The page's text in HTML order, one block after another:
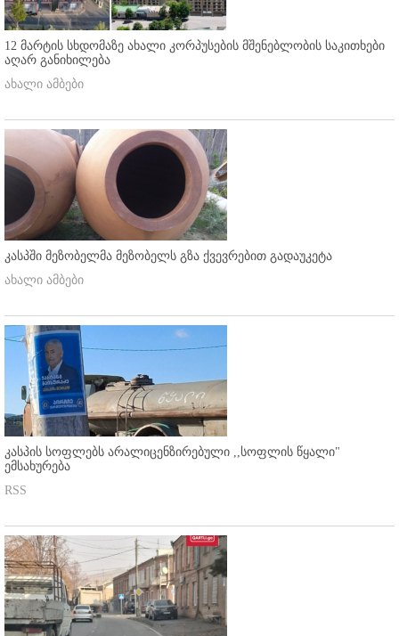
12 მარტის სხდომაზე ახალი კორპუსების მშენებლობის საკითხები
აღარ განიხილება
ახალი ამბები
კასპში მეზობელმა მეზობელს გზა ქვევრებით გადაუკეტა
ახალი ამბები
კასპის სოფლებს არალიცენზირებული ,,სოფლის წყალი"
ემსახურება
RSS